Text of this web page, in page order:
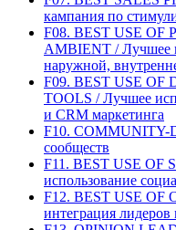
кампания по
F08. BEST USE OF
AMBIENT / Лучшее
наружной,
F09. BEST USE OF
TOOLS / Лучшее
и CRM маркетинга
F10. COMMUNITY-
сообществ
F11. BEST USE OF
использование
F12. BEST USE OF
интеграция